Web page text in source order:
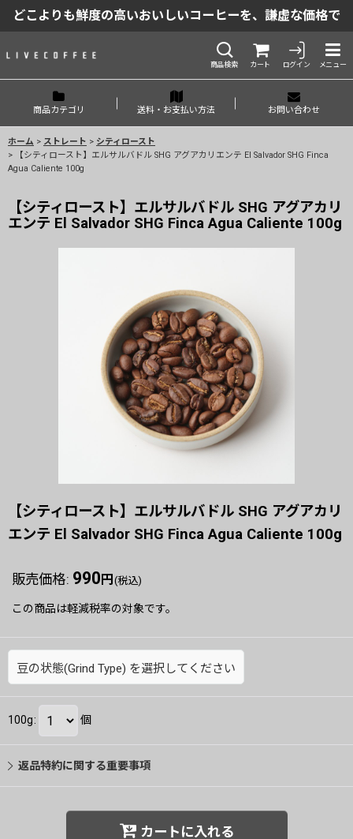
どこよりも鮮度の高いおいしいコーヒーを、謙虚な価格で
商品検索 カート ログイン メニュー
商品カテゴリ 送料・お支払い方法 お問い合わせ
ホーム > ストレート > シティロースト
>
【シティロースト】エルサルバドル SHG アグアカリエンテ El Salvador SHG Finca
Agua Caliente 100g
【シティロースト】エルサルバドル SHG アグアカリ
エンテ El Salvador SHG Finca Agua Caliente 100g
【シティロースト】エルサルバドル SHG アグアカリ
エンテ El Salvador SHG Finca Agua Caliente 100g
販売価格: 990 円 (税込)
この商品は軽減税率の対象です。
豆の状態(Grind Type) を選択してください
100g: 個
返品特約に関する重要事項
カートに入れる